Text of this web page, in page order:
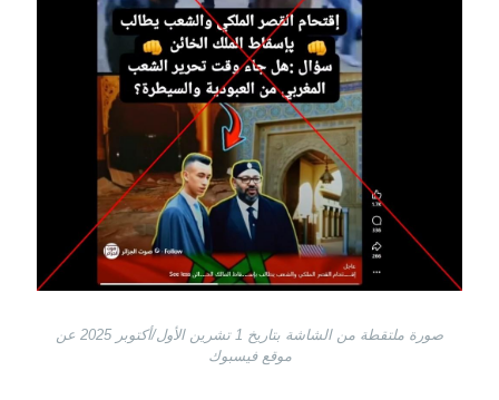
صورة ملتقطة من الشاشة بتاريخ 1 تشرين الأول/أكتوبر 2025 عن
موقع فيسبوك